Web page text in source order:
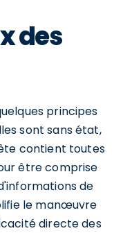
des
principes
sont sans état,
contient toutes
être comprise
de
le manœuvre
directe des